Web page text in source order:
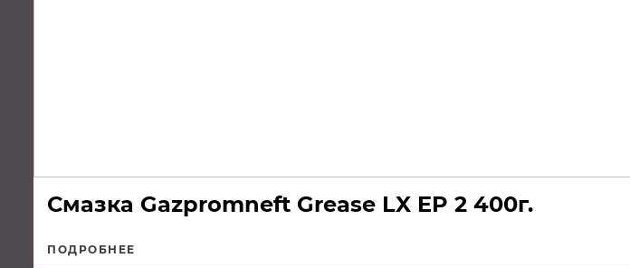
Смазка Gazpromneft Grease LX EP 2 400г.
ПОДРОБНЕЕ